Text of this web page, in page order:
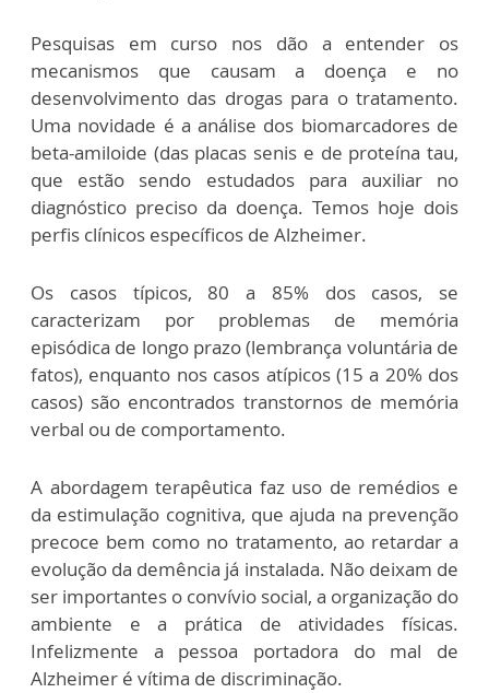
Pesquisas em curso nos dão a entender os
mecanismos que causam a doença e no
desenvolvimento das drogas para o tratamento.
Uma novidade é a análise dos biomarcadores de
beta-amiloide (das placas senis e de proteína tau,
que estão sendo estudados para auxiliar no
diagnóstico preciso da doença. Temos hoje dois
perfis clínicos específicos de Alzheimer.
Os casos típicos, 80 a 85% dos casos, se
caracterizam por problemas de memória
episódica de longo prazo (lembrança voluntária de
fatos), enquanto nos casos atípicos (15 a 20% dos
casos) são encontrados transtornos de memória
verbal ou de comportamento.
A abordagem terapêutica faz uso de remédios e
da estimulação cognitiva, que ajuda na prevenção
precoce bem como no tratamento, ao retardar a
evolução da demência já instalada. Não deixam de
ser importantes o convívio social, a organização do
ambiente e a prática de atividades físicas.
Infelizmente a pessoa portadora do mal de
Alzheimer é vítima de discriminação.